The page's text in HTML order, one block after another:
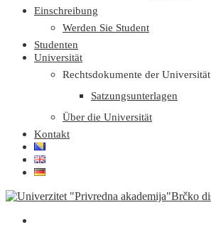
Einschreibung
Werden Sie Student
Studenten
Universität
Rechtsdokumente der Universität
Satzungsunterlagen
Über die Universität
Kontakt